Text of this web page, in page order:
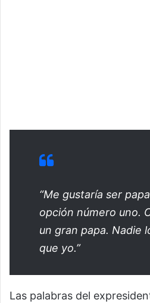
“Me gustaría ser
opción número uno.
un gran papa. Nadie
que yo.”
Las palabras del